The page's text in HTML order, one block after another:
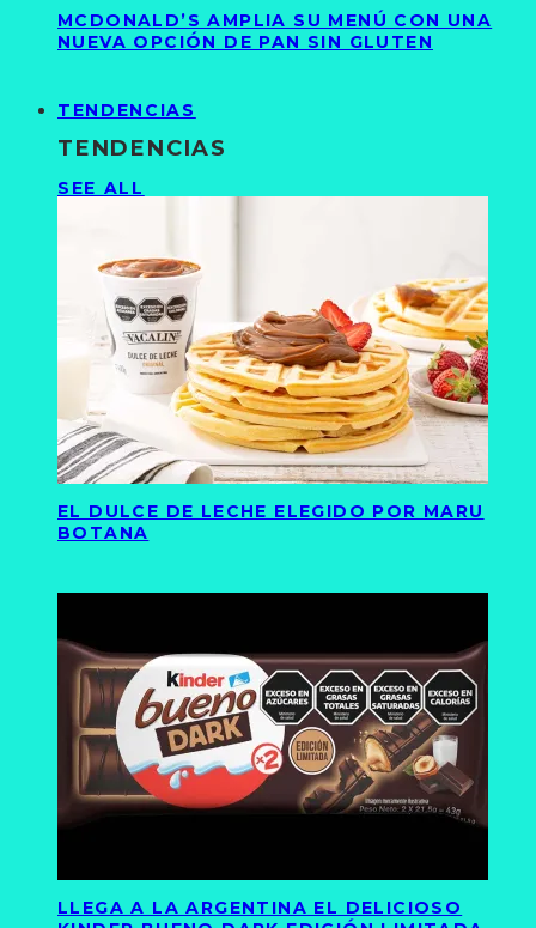
MCDONALD’S AMPLIA SU MENÚ CON UNA
NUEVA OPCIÓN DE PAN SIN GLUTEN
TENDENCIAS
TENDENCIAS
SEE ALL
EL DULCE DE LECHE ELEGIDO POR MARU
BOTANA
LLEGA A LA ARGENTINA EL DELICIOSO